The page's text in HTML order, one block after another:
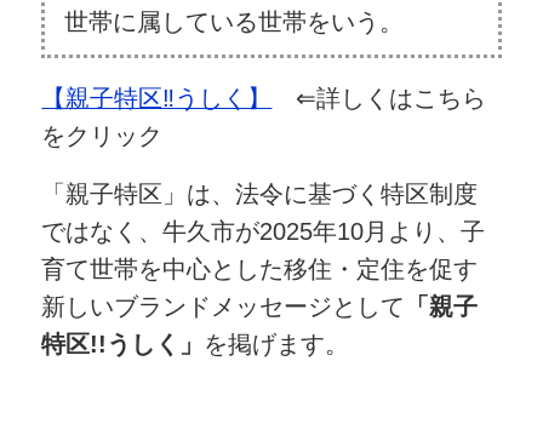
世帯に属している世帯をいう。
【親子特区‼うしく】
⇐詳しくはこちら
をクリック
「親子特区」は、法令に基づく特区制度
ではなく、牛久市が2025年10月より、子
育て世帯を中心とした移住・定住を促す
新しいブランドメッセージとして
「親子
特区!!うしく」 を掲げます。